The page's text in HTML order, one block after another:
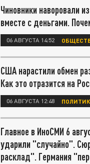
Чиновники наворовали
вместе с деньгами.
06 АВГУСТА 14:52
США нарастили обмен
Как это отразится на
06 АВГУСТА 12:48
Главное в ИноСМИ 6
ударили "случайно".
расклад". Германия